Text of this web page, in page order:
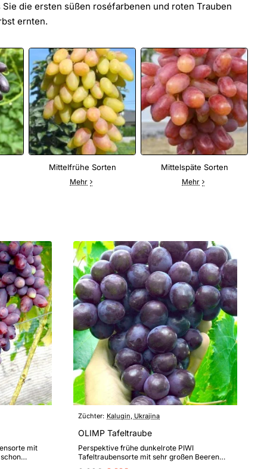
Mittelfrühe Sorten
Mehr
Mittelspäte Sorten
Mehr
die ersten süßen roséfarbenen und roten Trauben
ernten.
mit
Züchter: Kalugin, Ukrajina
OLIMP Tafeltraube
Perspektive frühe dunkelrote PIWI
Tafeltraubensorte mit sehr großen Beeren